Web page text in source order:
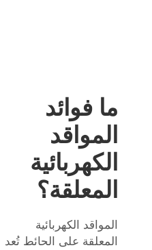
ما فوائد
المواقد
الكهربائية
المعلقة؟
المواقد الكهربائية
المعلقة على الحائط تُعد